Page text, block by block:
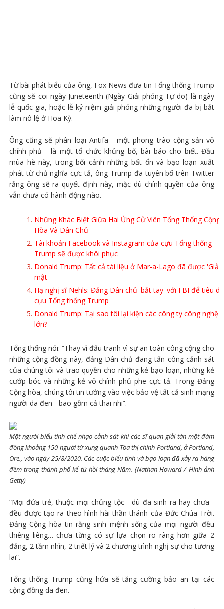
Từ bài phát biểu của ông, Fox News đưa tin Tổng thống Trump
cũng sẽ coi ngày Juneteenth (Ngày Giải phóng Tự do) là ngày
lễ quốc gia, hoặc lễ kỷ niệm giải phóng những người đã bị bắt
làm nô lệ ở Hoa Kỳ.
Ông cũng sẽ phân loại Antifa - một phong trào cộng sản vô
chính phủ - là một tổ chức khủng bố, bài báo cho biết. Đầu
mùa hè này, trong bối cảnh những bất ổn và bạo loạn xuất
phát từ chủ nghĩa cực tả, ông Trump đã tuyên bố trên Twitter
rằng ông sẽ ra quyết định này, mặc dù chính quyền của ông
vẫn chưa có hành động nào.
Những Khác Biệt Giữa Hai Ứng Cử Viên Tổng Thống Cộng
Hòa Và Dân Chủ
Tài khoản Facebook và Instagram của cựu Tổng thống
Trump sẽ được khôi phục
Donald Trump: Tất cả tài liệu ở Mar-a-Lago đã được 'Giải
mật'
Hạ nghị sĩ Nehls: Đảng Dân chủ 'bắt tay' với FBI để tiêu
cựu Tổng thống Trump
Donald Trump: Tại sao tôi lại kiện các công ty công nghệ
lớn?
Tổng thống nói: “Thay vì đấu tranh vì sự an toàn công cộng cho
những cộng đồng này, đảng Dân chủ đang tấn công cảnh sát
của chúng tôi và trao quyền cho những kẻ bạo loạn, những kẻ
cướp bóc và những kẻ vô chính phủ phe cực tả. Trong Đảng
Cộng hòa, chúng tôi tin tưởng vào việc bảo vệ tất cả sinh mạng
người da đen - bao gồm cả thai nhi”.
Một người biểu tình chế nhạo cảnh sát khi các sĩ quan giải tán một đám
đông khoảng 150 người từ xung quanh Tòa thị chính Portland, ở Portland,
Ore., vào ngày 25/8/2020. Các cuộc biểu tình và bạo loạn đã xảy ra hàng
đêm trong thành phố kể từ hồi tháng Năm. (Nathan Howard / Hình ảnh
Getty)
“Mọi đứa trẻ, thuộc mọi chủng tộc - dù đã sinh ra hay chưa -
đều được tạo ra theo hình hài thần thánh của Đức Chúa Trời.
Đảng Cộng hòa tin rằng sinh mệnh sống của mọi người đều
thiêng liêng… chưa từng có sự lựa chọn rõ ràng hơn giữa 2
đảng, 2 tầm nhìn, 2 triết lý và 2 chương trình nghị sự cho tương
lai”.
Tổng thống Trump cũng hứa sẽ tăng cường bảo an tại các
cộng đồng da đen.